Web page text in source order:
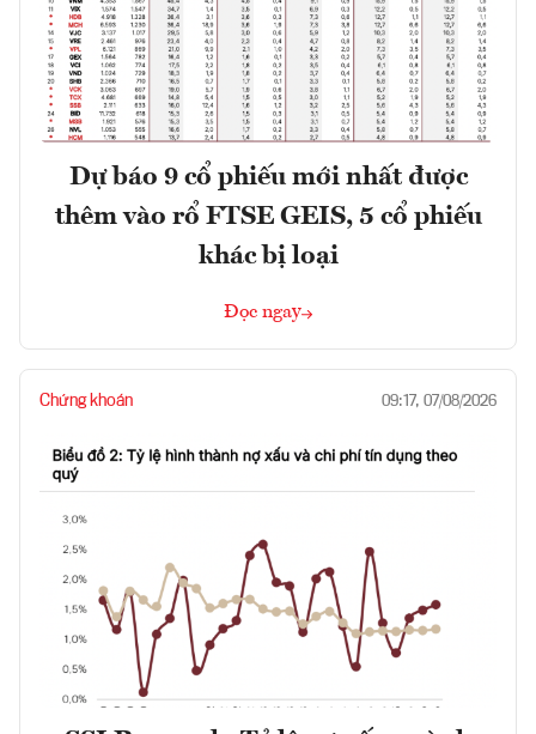
Dự báo 9 cổ phiếu mới nhất được
thêm vào rổ FTSE GEIS, 5 cổ phiếu
khác bị loại
Đọc ngay
Chứng khoán 09:17, 07/08/2026